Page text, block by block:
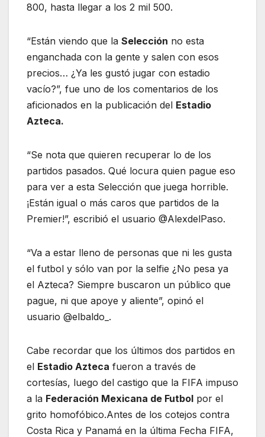
800, hasta llegar a los 2 mil 500.
“Están viendo que la Selección no esta
enganchada con la gente y salen con esos
precios… ¿Ya les gustó jugar con estadio
vacío?”, fue uno de los comentarios de los
aficionados en la publicación del Estadio
Azteca.
“Se nota que quieren recuperar lo de los
partidos pasados. Qué locura quien pague eso
para ver a esta Selección que juega horrible.
¡Están igual o más caros que partidos de la
Premier!”, escribió el usuario @AlexdelPaso.
“Va a estar lleno de personas que ni les gusta
el futbol y sólo van por la selfie ¿No pesa ya
el Azteca? Siempre buscaron un público que
pague, ni que apoye y aliente”, opinó el
usuario @elbaldo_.
Cabe recordar que los últimos dos partidos en
el Estadio Azteca fueron a través de
cortesías, luego del castigo que la FIFA impuso
a la Federación Mexicana de Futbol por el
grito homofóbico.Antes de los cotejos contra
Costa Rica y Panamá en la última Fecha FIFA,